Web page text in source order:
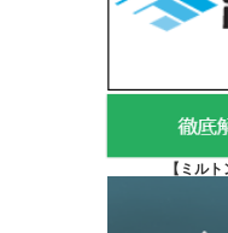
【 ミルト